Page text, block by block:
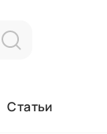
Статьи